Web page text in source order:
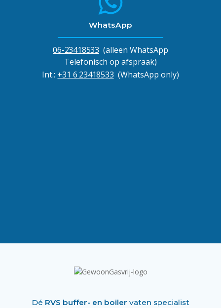
WhatsApp
06-23418533 (alleen WhatsApp
Telefonisch op afspraak)
Int.: +31 6 23418533 (WhatsApp only)
Dé RVS buffer- en boiler vaten specialist